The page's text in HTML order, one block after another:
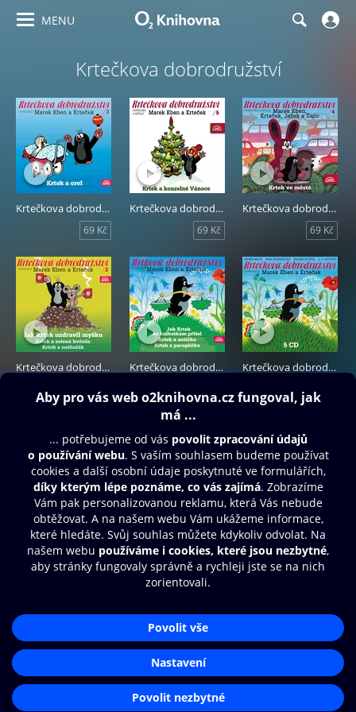
MENU
Krtečkova dobrodružství
Krtečkova dobrodružství 3 - Krtek a orel
69 Kč
Krtečkova dobrodružství 5 - Krtek a kouzelné Vánoce
69 Kč
Krtečkova dobrodružství 4 - Krtek ve městě
69 Kč
Krtečkova dobrodružství 2 - Jak Krtek uzdravil myšku
69 Kč
Krtečkova dobrodružství 1 Krtečkova dobrodružství 1 - 5
249 Kč
Obsah ke stažení
Moje O2 Knihovna
Další zábava
© O2 Czech Republic a.s.
Přístupnost
Zásady zpracování osobních údajů
Nastavení cookies
Aplikace O2 Knihovna
Čti a poslouchej své e-knihy a
audioknihy rychleji a pohodlněji.